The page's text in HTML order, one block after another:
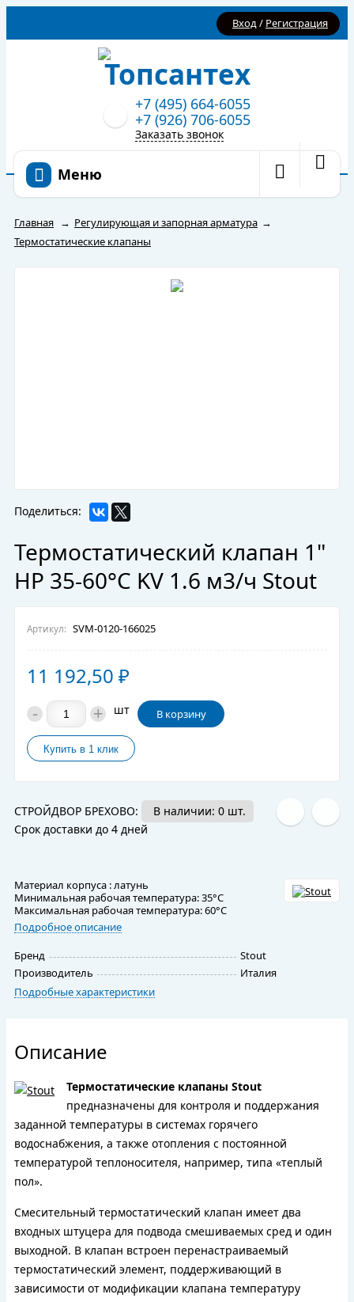
Вход/ Регистрация
+7 (495) 664-6055
+7 (926) 706-6055
Заказать звонок
Меню
Главная → Регулирующая и запорная арматура →
Термостатические клапаны
Поделиться:
Термостатический клапан 1"
НР 35-60°С KV 1.6 м3/ч Stout
Артикул: SVM-0120-166025
11 192,50 ₽
- + шт В корзину
СТРОЙДВОР БРЕХОВО:
В наличии: 0 шт.
Срок доставки до 4 дней
Материал корпуса : латунь
Минимальная рабочая температура: 35°С
Максимальная рабочая температура: 60°С
Подробное описание
Бренд
Stout
Производитель
Италия
Подробные характеристики
Описание
Термостатические клапаны Stout
предназначены для контроля и поддержания
заданной температуры в системах горячего
водоснабжения, а также отопления с постоянной
температурой теплоносителя, например, типа «теплый
пол».
Смесительный термостатический клапан имеет два
входных штуцера для подвода смешиваемых сред и один
выходной. В клапан встроен перенастраиваемый
термостатический элемент, поддерживающий в
зависимости от модификации клапана температуру